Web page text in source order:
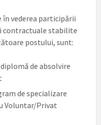
în vederea participării
contractuale stabilite
postului, sunt:
de absolvire
de specializare
Voluntar/Privat